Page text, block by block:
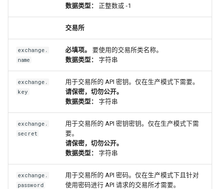
数据类型：
正整数或 -1
交易所
exchange.
name
必填项。
要使用的交易所类名称。
数据类型：
字符串
exchange.
key
用于交易所的 API 密钥。仅在生产模式下需要。
请保密，切勿公开。
数据类型：
字符串
exchange.
secret
用于交易所的 API 密钥密钥。仅在生产模式下需
要。
请保密，切勿公开。
数据类型：
字符串
exchange.
password
用于交易所的 API 密码。仅在生产模式下且针对
使用密码进行 API 请求的交易所才需要。